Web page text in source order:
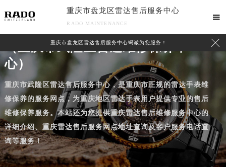
重庆市盘龙区雷达售后服务中心
RADO MAINTENANCE

重庆市盘龙区雷达售后服务中心竭诚为您服务！ 
（重庆市武隆区雷达维修保养中
心）
重庆市武隆区雷达售后服务中心，是重庆市正规的雷达手表维
修保养的服务网点，为重庆地区雷达手表用户提供专业的售后
维修保养服务。本站还为您提供重庆雷达售后维修服务中心的
详细介绍、重庆雷达售后服务网点地址查询及客户服务电话查
询等服务！